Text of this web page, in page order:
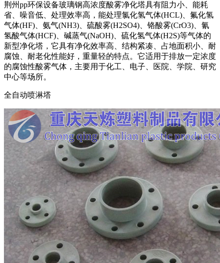
荆州pp环保设备玻璃钢高浓度酸雾净化塔具有阻力小、能耗
省、噪音低、处理效率高，能处理氯化氢气体(HCL)、氟化氢
气体(HF)、氨气(NH3)、硫酸雾(H2SO4)、铬酸雾(CrO3)、氰
氢酸气体(HCF)、碱蒸气(NaOH)、硫化氢气体(H2S)等气体的
新型净化塔，它具有净化效率高、结构紧凑、占地面积小、耐
腐蚀、耐老化性能好，重量轻的特点。它适用于排放一定浓度
的腐蚀性酸雾气体，主要用于化工、电子、医院、学院、研究
中心等场所。
全自动喷淋塔